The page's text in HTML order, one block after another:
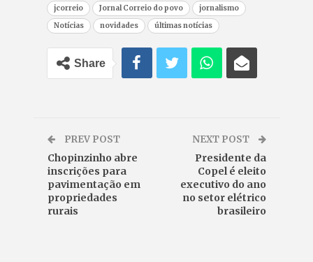
jcorreio Jornal Correio do povo
jornalismo
Notícias
novidades últimas notícias
Share
PREV POST
Chopinzinho abre
inscrições para
pavimentação em
propriedades
rurais
NEXT POST
Presidente da
Copel é eleito
executivo do ano
no setor elétrico
brasileiro